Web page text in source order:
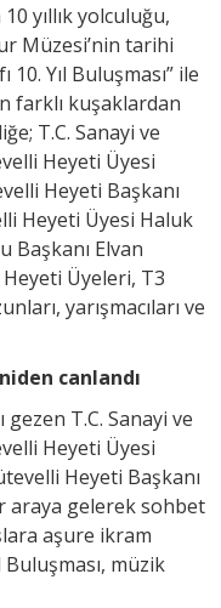
yıllık yolculuğu,
Müzesi’nin tarihi
Yıl Buluşması” ile
farklı kuşaklardan
T.C. Sanayi ve
Heyeti Üyesi
Heyeti Başkanı
Heyeti Üyesi Haluk
Başkanı Elvan
Heyeti Üyeleri, T3
yarışmacıları ve
canlandı
T.C. Sanayi ve
Heyeti Üyesi
Heyeti Başkanı
araya gelerek sohbet
aşure ikram
Buluşması, müzik